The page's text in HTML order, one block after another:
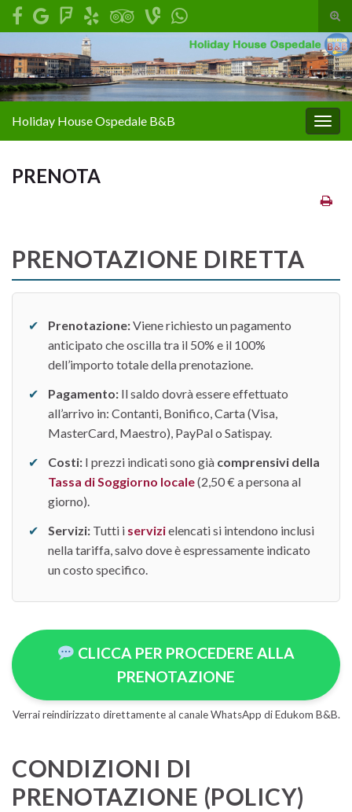
il
di
Search for:
la
Holiday House Ospedale B&B
PRENOTA
PRENOTAZIONE DIRETTA
✔ Prenotazione:Viene richiesto un pagamento
anticipato che oscilla tra il 50% e il 100%
dell’importo totale della prenotazione.
✔
Pagamento: Il saldo dovrà essere effettuato
all’arrivo in: Contanti, Bonifico, Carta (Visa,
MasterCard, Maestro), PayPal o Satispay.
✔
Costi: I prezzi indicati sono già comprensivi della
Tassa di Soggiorno locale(2,50 € a persona al
giorno).
✔
Servizi: Tutti i servizielencati si intendono inclusi
nella tariffa, salvo dove è espressamente indicato
un costo specifico.
CLICCA PER PROCEDERE ALLA
PRENOTAZIONE
Verrai reindirizzato direttamente al canale WhatsApp di Edukom B&B.
CONDIZIONI DI
PRENOTAZIONE (POLICY)